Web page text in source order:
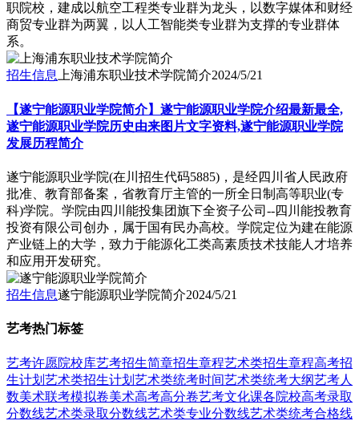
职院校，建成以航空工程类专业群为龙头，以数字媒体和财经
商贸专业群为两翼，以人工智能类专业群为支撑的专业群体
系。
招生信息上海浦东职业技术学院简介2024/5/21
【遂宁能源职业学院简介】遂宁能源职业学院介绍最新最全,
遂宁能源职业学院历史由来图片文字资料,遂宁能源职业学院
发展历程简介
遂宁能源职业学院(在川招生代码5885)，是经四川省人民政府
批准、教育部备案，省教育厅主管的一所全日制高等职业(专
科)学院。学院由四川能投集团旗下全资子公司--四川能投教育
投资有限公司创办，属于国有民办高校。学院定位为建在能源
产业链上的大学，致力于能源化工类高素质技术技能人才培养
和应用开发研究。
招生信息遂宁能源职业学院简介2024/5/21
艺考热门标签
艺考许愿院校库艺考招生简章招生章程艺术类招生章程高考招
生计划 艺术类招生计划 艺术类统考时间艺术类统考大纲艺考人
数美术联考模拟卷美术高考高分卷艺考文化课各院校高考录取
分数线艺术类录取分数线艺术类专业分数线艺术类统考合格线